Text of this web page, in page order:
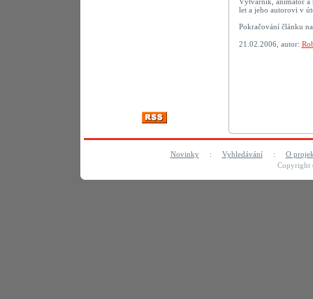
let a jeho autorovi v
Pokračování článku
21.02.2006, autor:
Novinky: Vyhledávání: O
Copyright